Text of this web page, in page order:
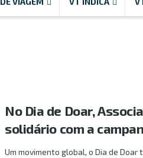
No Dia de Doar,
solidário com a
Um movimento global, o Dia de